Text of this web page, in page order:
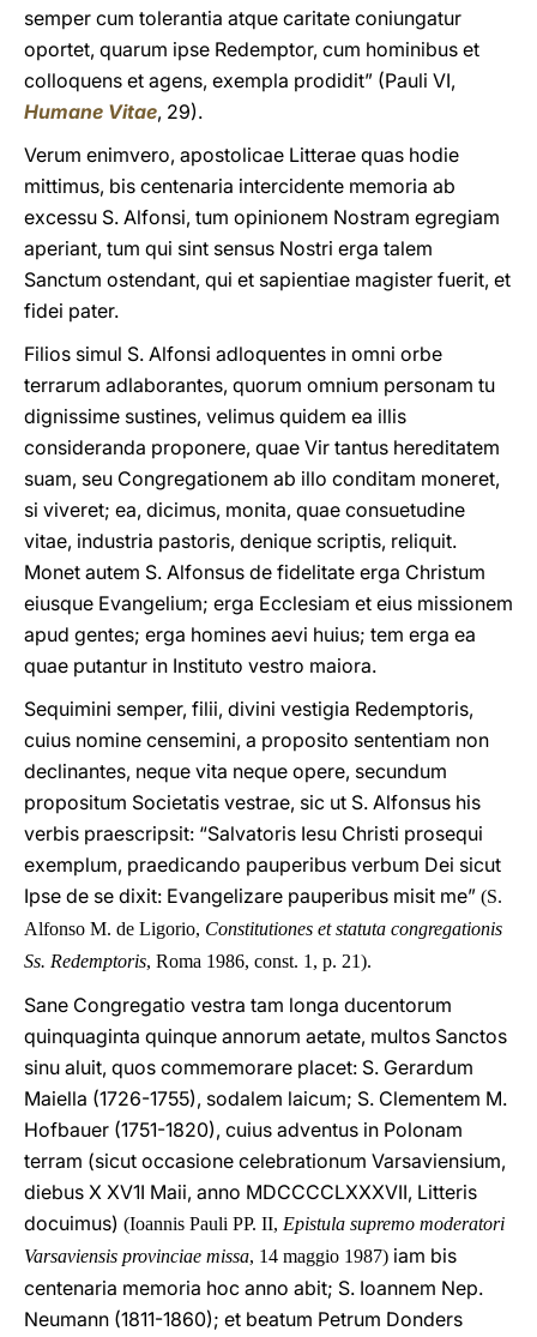
semper cum tolerantia atque caritate coniungatur
oportet, quarum ipse Redemptor, cum hominibus et
colloquens et agens, exempla prodidit” (Pauli VI,
Humane Vitae, 29).
Verum enimvero, apostolicae Litterae quas hodie
mittimus, bis centenaria intercidente memoria ab
excessu S. Alfonsi, tum opinionem Nostram egregiam
aperiant, tum qui sint sensus Nostri erga talem
Sanctum ostendant, qui et sapientiae magister fuerit, et
fidei pater.
Filios simul S. Alfonsi adloquentes in omni orbe
terrarum adlaborantes, quorum omnium personam tu
dignissime sustines, velimus quidem ea illis
consideranda proponere, quae Vir tantus hereditatem
suam, seu Congregationem ab illo conditam moneret,
si viveret; ea, dicimus, monita, quae consuetudine
vitae, industria pastoris, denique scriptis, reliquit.
Monet autem S. Alfonsus de fidelitate erga Christum
eiusque Evangelium; erga Ecclesiam et eius missionem
apud gentes; erga homines aevi huius; tem erga ea
quae putantur in Instituto vestro maiora.
Sequimini semper, filii, divini vestigia Redemptoris,
cuius nomine censemini, a proposito sententiam non
declinantes, neque vita neque opere, secundum
propositum Societatis vestrae, sic ut S. Alfonsus his
verbis praescripsit: “Salvatoris Iesu Christi prosequi
exemplum, praedicando pauperibus verbum Dei sicut
Ipse de se dixit: Evangelizare pauperibus misit me” (S.
Alfonso M. de Ligorio, Constitutiones et statuta congregationis
Ss. Redemptoris, Roma 1986, const. 1, p. 21).
Sane Congregatio vestra tam longa ducentorum
quinquaginta quinque annorum aetate, multos Sanctos
sinu aluit, quos commemorare placet: S. Gerardum
Maiella (1726-1755), sodalem laicum; S. Clementem M.
Hofbauer (1751-1820), cuius adventus in Polonam
terram (sicut occasione celebrationum Varsaviensium,
diebus X XV1I Maii, anno MDCCCCLXXXVII, Litteris
docuimus) (Ioannis Pauli PP. II, Epistula supremo moderatori
Varsaviensis provinciae missa, 14 maggio 1987) iam bis
centenaria memoria hoc anno abit; S. Ioannem Nep.
Neumann (1811-1860); et beatum Petrum Donders